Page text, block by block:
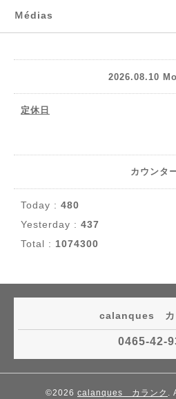
Ｍédias
2026.08.10
定休日
カウンタ
Today : 480
Yesterday : 437
Total : 1074300
calanques カ
0465-42-
©2026 calanques カランク .